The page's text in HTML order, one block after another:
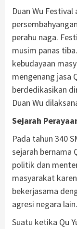
Duan Wu
perahu naga.
musim panas
kebudayaan
mengenang jasa
berdedikasikan
Duan Wu
Sejarah
Pada tahun 340
sejarah bernama
politik dan
masyarakat
bekerjasama
agresi negara lain.
Suatu ketika Qu